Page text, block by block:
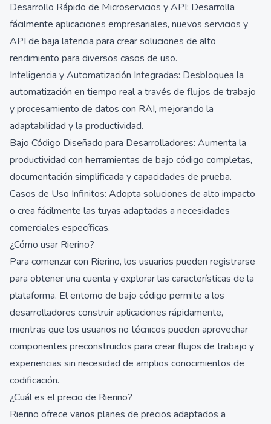
Desarrollo Rápido de Microservicios y API: Desarrolla
fácilmente aplicaciones empresariales, nuevos servicios y
API de baja latencia para crear soluciones de alto
rendimiento para diversos casos de uso.
Inteligencia y Automatización Integradas: Desbloquea la
automatización en tiempo real a través de flujos de trabajo
y procesamiento de datos con RAI, mejorando la
adaptabilidad y la productividad.
Bajo Código Diseñado para Desarrolladores: Aumenta la
productividad con herramientas de bajo código completas,
documentación simplificada y capacidades de prueba.
Casos de Uso Infinitos: Adopta soluciones de alto impacto
o crea fácilmente las tuyas adaptadas a necesidades
comerciales específicas.
¿Cómo usar Rierino?
Para comenzar con Rierino, los usuarios pueden registrarse
para obtener una cuenta y explorar las características de la
plataforma. El entorno de bajo código permite a los
desarrolladores construir aplicaciones rápidamente,
mientras que los usuarios no técnicos pueden aprovechar
componentes preconstruidos para crear flujos de trabajo y
experiencias sin necesidad de amplios conocimientos de
codificación.
¿Cuál es el precio de Rierino?
Rierino ofrece varios planes de precios adaptados a